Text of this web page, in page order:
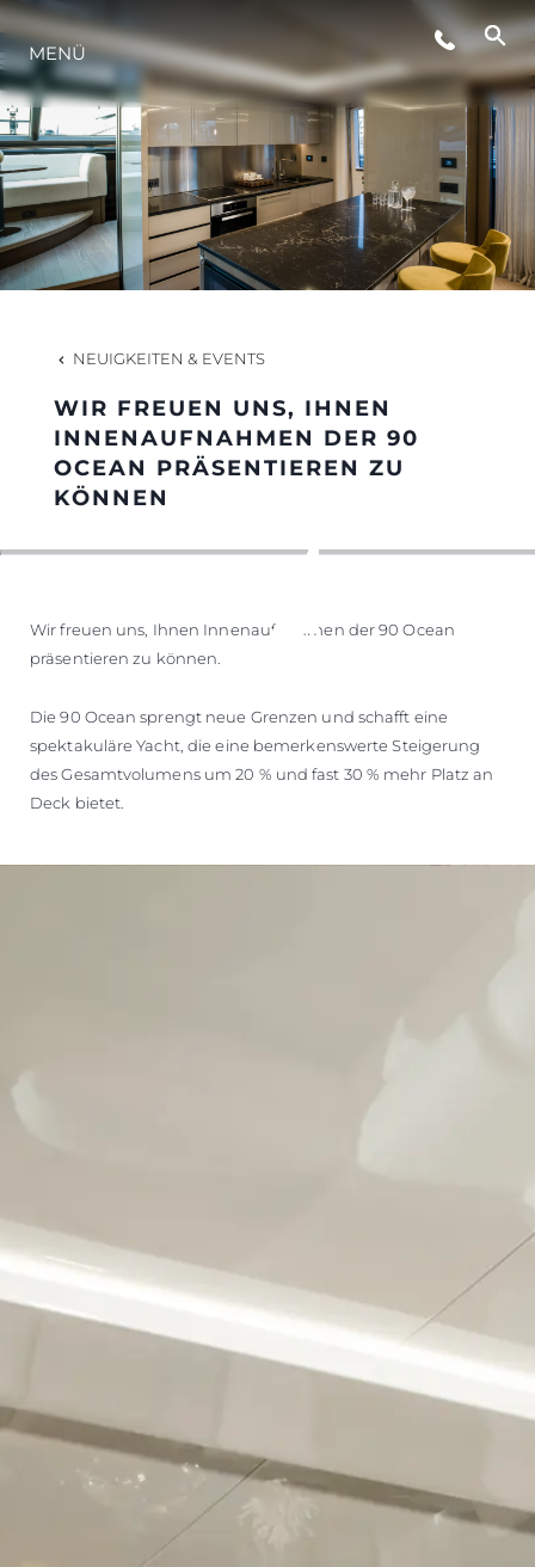
LIFESTYLE
INNOVATION
DIE FIRMA
DAS TEAM
GESCHICHTE
MENÜ
NEUIGKEITEN & EVENTS
WIR FREUEN UNS, IHNEN
INNENAUFNAHMEN DER 90
OCEAN PRÄSENTIEREN ZU
KÖNNEN
Wir freuen uns, Ihnen Innenaufnahmen der 90 Ocean
präsentieren zu können.
Die 90 Ocean sprengt neue Grenzen und schafft eine
spektakuläre Yacht, die eine bemerkenswerte Steigerung
des Gesamtvolumens um 20 % und fast 30 % mehr Platz an
Deck bietet.